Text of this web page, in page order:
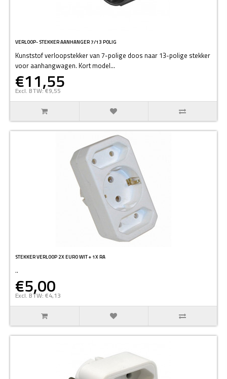
VERLOOP- STEKKER AANHANGER 7/13 POLIG
Kunststof verloopstekker van 7-polige doos naar 13-polige stekker
voor aanhangwagen. Kort model...
€11,55
Excl. BTW: €9,55
STEKKER VERLOOP 2X EURO WIT + 1X RA
..
€5,00
Excl. BTW: €4,13